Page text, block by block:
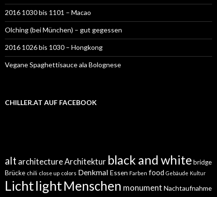
2016 1030 bis 1101 – Macao
Olching (bei München) – gut gegessen
2016 1026 bis 1030 – Hongkong
Vegane Spaghettisauce ala Bolognese
CHILLER.AT AUF FACEBOOK
alt architectureArchitektur black and whitebridge
Brücke chili close up colors Denkmal Essen Farben food Gebäude Kultur
LichtlightMenschen monument Nachtaufnahme